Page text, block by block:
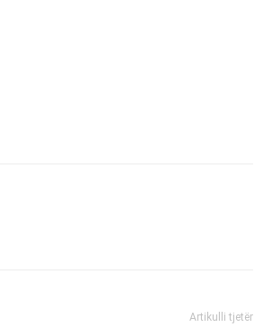
Artikulli tjetër